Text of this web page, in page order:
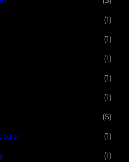
(1)
(1)
(1)
(1)
(1)
(5)
(1)
(1)